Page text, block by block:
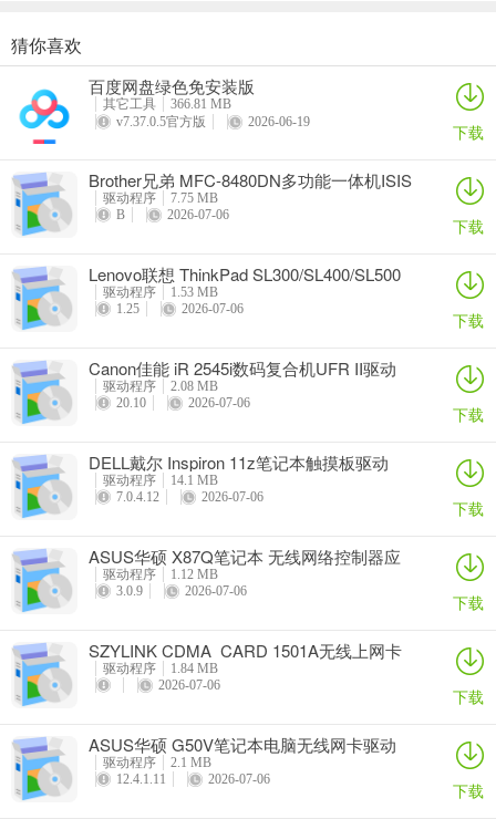
奥睿科PAS3062-2E/PAS3062-2S/PAS3064-2S2E系列扩展卡驱动
详情
Canon佳能 PowerShot A310 WIA驱动
详情
AMD Mobility Radeon HD 2000/HD 3000/HD 4000/HD 5000系列移动显卡催化剂驱动
映泰Hi-Fi H77S 5.x主板BIOS
猜你喜欢
百度网盘绿色免安装版
其它工具
366.81 MB
v7.37.0.5官方版
2026-06-19 下载
Brother兄弟 MFC-8480DN多功能一体机ISIS
驱动
驱动程序
7.75 MB
B
2026-07-06 下载
Lenovo联想 ThinkPad SL300/SL400/SL500
笔记本BIOS
驱动程序
1.53 MB
1.25
2026-07-06 下载
Canon佳能 iR 2545i数码复合机UFR II驱动
驱动程序
2.08 MB
20.10
2026-07-06 下载
DELL戴尔 Inspiron 11z笔记本触摸板驱动
驱动程序
14.1 MB
7.0.4.12
2026-07-06 下载
ASUS华硕 X87Q笔记本 无线网络控制器应
用程序
驱动程序
1.12 MB
3.0.9
2026-07-06 下载
SZYLINK CDMA_CARD 1501A无线上网卡
驱动程序
1.84 MB
2026-07-06
下载
ASUS华硕 G50V笔记本电脑无线网卡驱动
驱动程序
2.1 MB
12.4.1.11
2026-07-06 下载